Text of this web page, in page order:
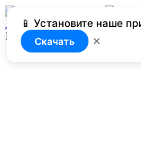
📱 Установите наше
Скачать ×
Добавить
Нет доступа